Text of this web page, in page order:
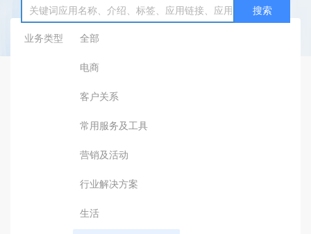
搜索
业务类型
全部
电商
客户关系
常用服务及工具
营销及活动
行业解决方案
生活